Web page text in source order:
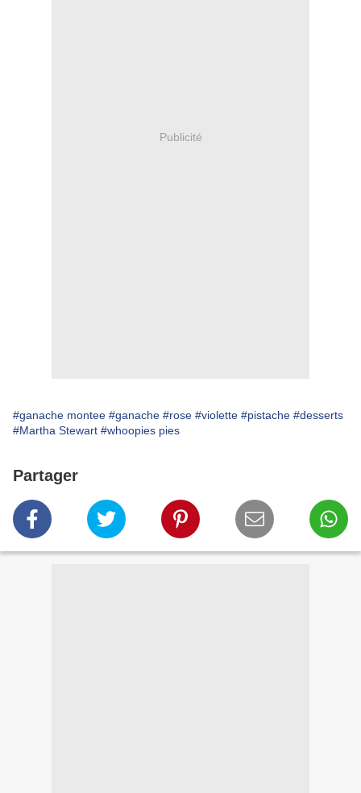
Publicité
#ganache montee #ganache #rose #violette #pistache #desserts
#Martha Stewart #whoopies pies
Partager